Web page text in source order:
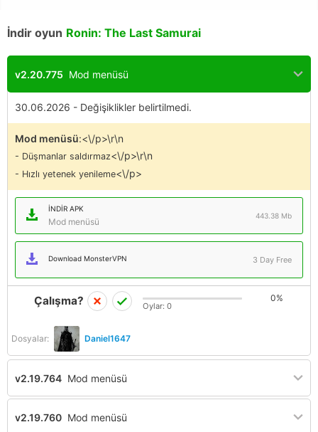
İndir oyun Ronin: The Last Samurai
v2.20.775 Mod menüsü
30.06.2026 - Değişiklikler belirtilmedi.
Mod menüsü:<\/p>\r\n
- Düşmanlar saldırmaz<\/p>\r\n
- Hızlı yetenek yenileme<\/p>
İNDIR APK
Mod menüsü
443.38 Mb
Download MonsterVPN 3 Day Free
Dosyalar: Daniel1647
Çalışma? 0%
Oylar: 0
v2.19.764 Mod menüsü
v2.19.760 Mod menüsü